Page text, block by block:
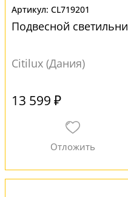
CL719201
Подвесной
Citilux (Дания)
13 599 ₽